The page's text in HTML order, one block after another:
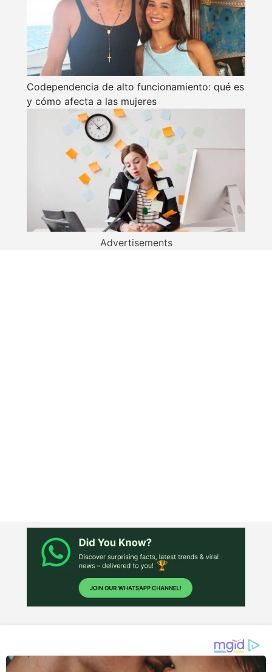
Codependencia de alto funcionamiento: qué es
y cómo afecta a las mujeres
Advertisements